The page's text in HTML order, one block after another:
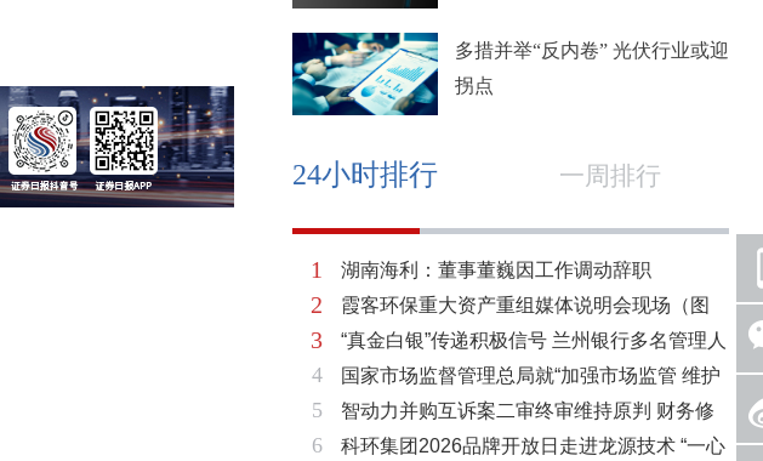
多措并举“反内卷” 光伏行业或迎
拐点
24小时排行 一周排行
1
2
3
4
5
6
湖南海利：董事董巍因工作调动辞职
霞客环保重大资产重组媒体说明会现场（图
片）
“真金白银”传递积极信号 兰州银行多名管理人
员拟增持公司股份不低于600万元
国家市场监督管理总局就“加强市场监管 维护
市场秩序”答记者问
智动力并购互诉案二审终审维持原判 财务修
复与估值空间同步打开
科环集团2026品牌开放日走进龙源技术 “一心